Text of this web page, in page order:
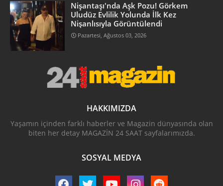
Nişantaşı'nda Aşk Pozu! Görkem
Uludüz Evlilik Yolunda İlk Kez
Nişanlısıyla Görüntülendi
Pazartesi, Ağustos 03, 2026
HAKKIMIZDA
Yaşamın içinden farklı haberler ve Magazin dünyasında olan
biten her detay MAGAZİN 24 SAAT sayfalarımızda.
SOSYAL MEDYA